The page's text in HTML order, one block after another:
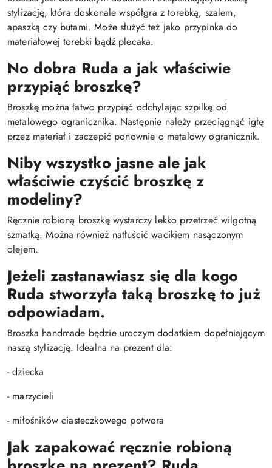
stylizację, która doskonale współgra z torebką, szalem,
apaszką czy butami. Może służyć też jako przypinka do
materiałowej torebki bądź plecaka.
No dobra Ruda a jak właściwie
przypiąć broszkę?
Broszkę można łatwo przypiąć odchylając szpilkę od
metalowego ogranicznika. Następnie należy przeciągnąć igłę
przez materiał i zaczepić ponownie o metalowy ogranicznik.
Niby wszystko jasne ale jak
właściwie czyścić broszkę z
modeliny?
Ręcznie robioną broszkę wystarczy lekko przetrzeć wilgotną
szmatką. Można również natłuścić wacikiem nasączonym
olejem.
Jeżeli zastanawiasz się dla kogo
Ruda stworzyła taką broszkę to już
odpowiadam.
Broszka handmade będzie uroczym dodatkiem dopełniającym
naszą stylizację. Idealna na prezent dla:
- dziecka
- marzycieli
- miłośników ciasteczkowego potwora
Jak zapakować ręcznie robioną